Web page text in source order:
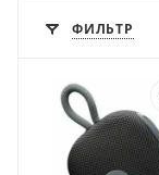
ФИЛЬТР